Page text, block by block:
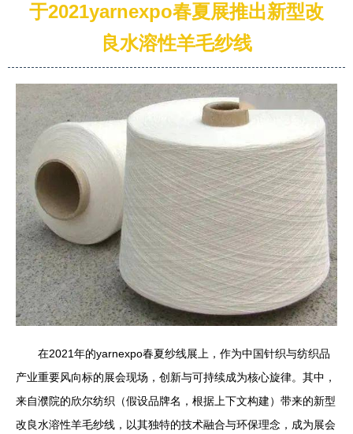
于2021yarnexpo春夏展推出新型改
良水溶性羊毛纱线
在2021年的yarnexpo春夏纱线展上，作为中国针织与纺织品
产业重要风向标的展会现场，创新与可持续成为核心旋律。其中，
来自濮院的欣尔纺织（假设品牌名，根据上下文构建）带来的新型
改良水溶性羊毛纱线，以其独特的技术融合与环保理念，成为展会